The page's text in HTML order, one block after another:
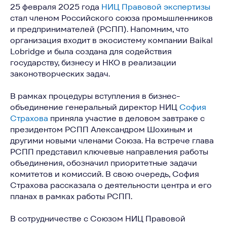
25 февраля 2025 года НИЦ Правовой экспертизы
стал членом Российского союза промышленников
и предпринимателей (РСПП). Напомним, что
организация входит в экосистему компании Baikal
Lobridge и была создана для содействия
государству, бизнесу и НКО в реализации
законотворческих задач.
В рамках процедуры вступления в бизнес-
объединение генеральный директор НИЦСофия
Страхова приняла участие в деловом завтраке с
президентом РСПП Александром Шохиным и
другими новыми членами Союза. На встрече глава
РСПП представил ключевые направления работы
объединения, обозначил приоритетные задачи
комитетов и комиссий. В свою очередь, София
Страхова рассказала о деятельности центра и его
планах в рамках работы РСПП.
В сотрудничестве с Союзом НИЦ Правовой